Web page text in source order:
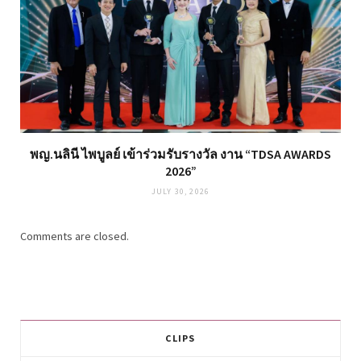
พญ.นลินี ไพบูลย์ เข้าร่วมรับรางวัล งาน “TDSA AWARDS
2026”
JULY 30, 2026
Comments are closed.
CLIPS